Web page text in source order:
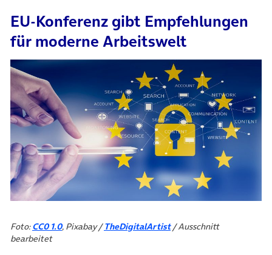
EU-Konferenz gibt Empfehlungen
für moderne Arbeitswelt
Foto:CC0 1.0, Pixabay /TheDigitalArtist/ Ausschnitt
bearbeitet